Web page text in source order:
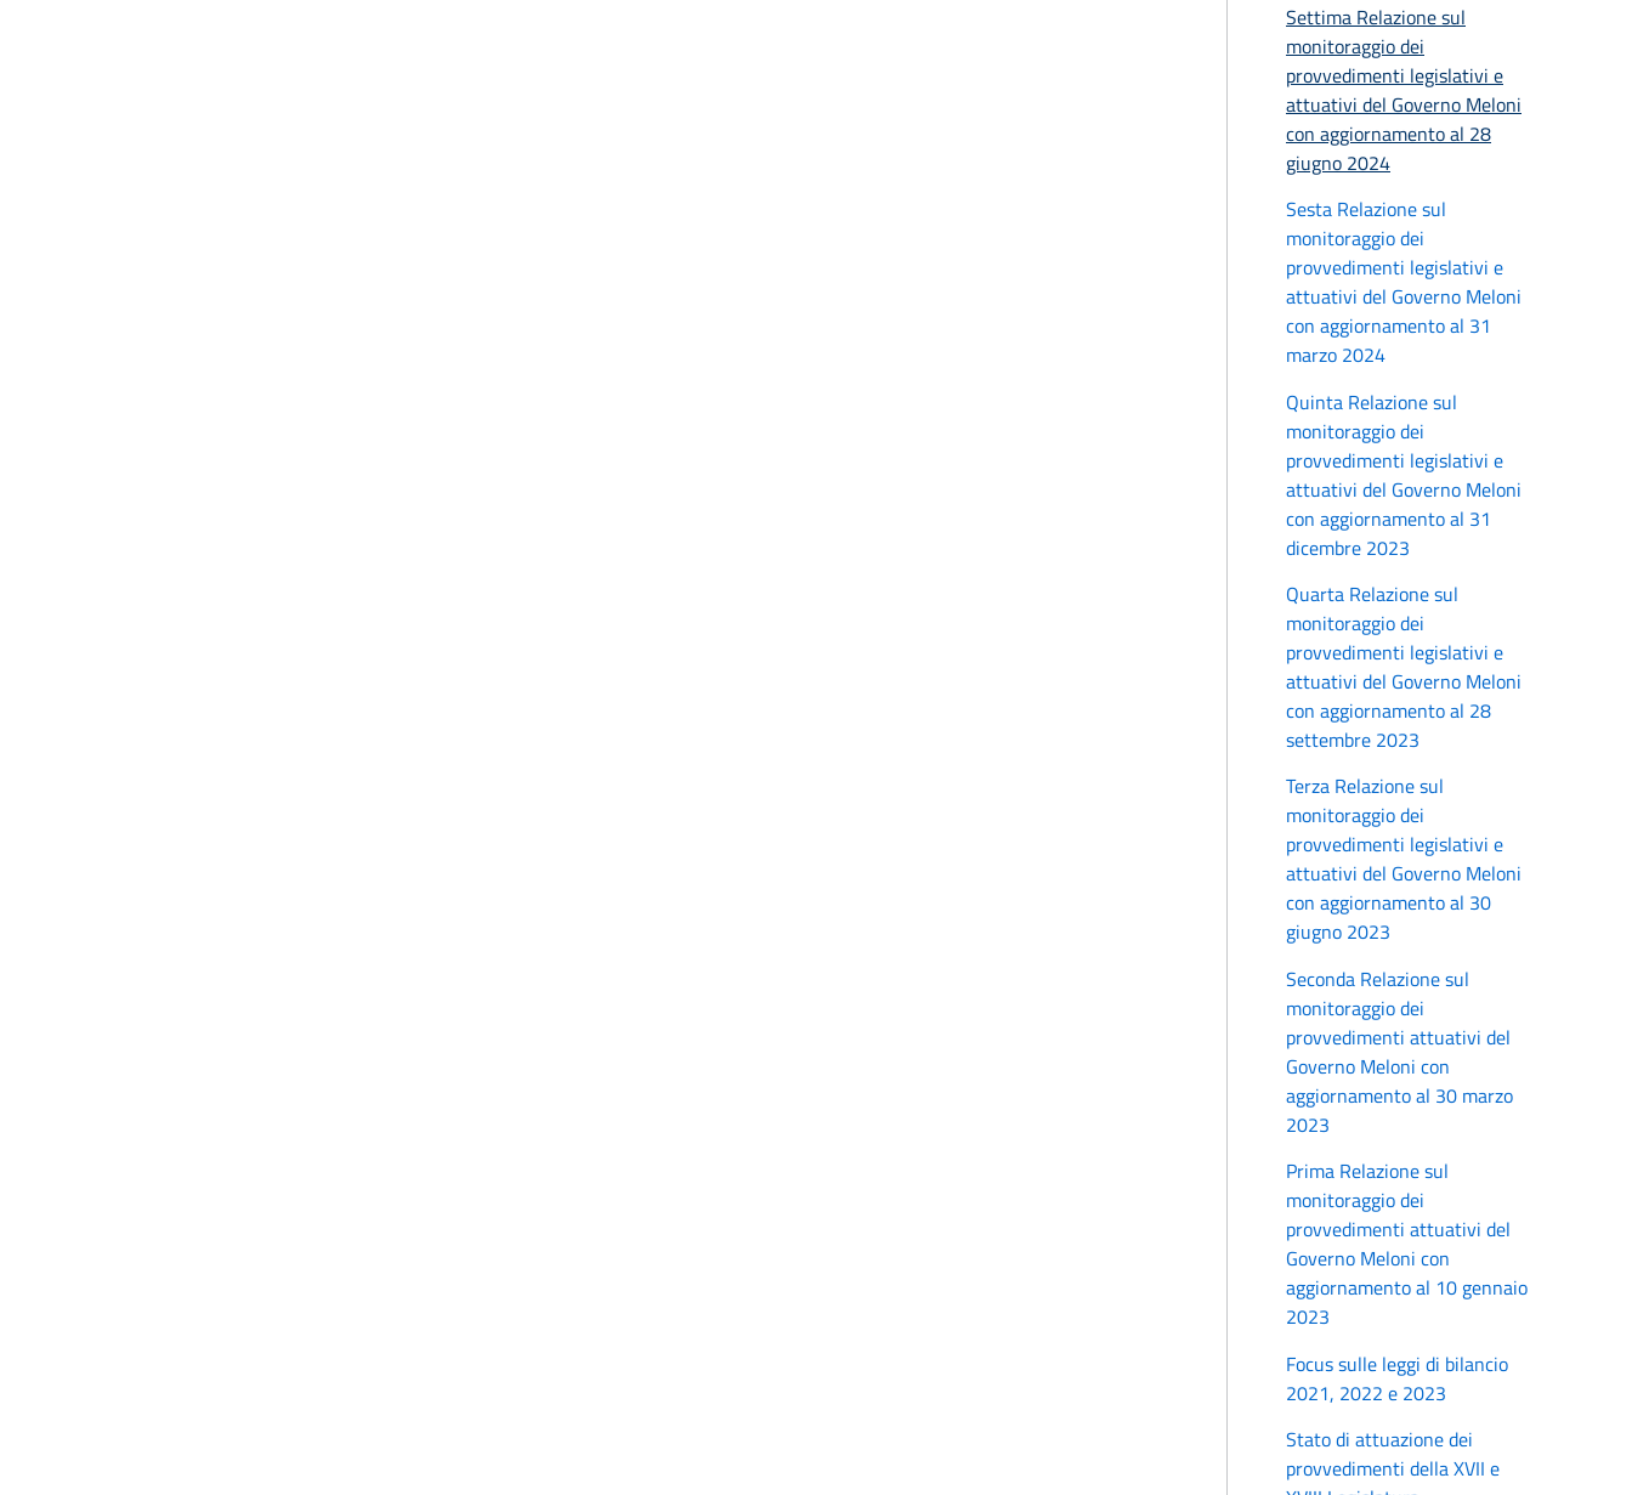
Settima Relazione sul
monitoraggio dei
provvedimenti legislativi e
attuativi del Governo Meloni
con aggiornamento al 28
giugno 2024
Sesta Relazione sul
monitoraggio dei
provvedimenti legislativi e
attuativi del Governo Meloni
con aggiornamento al 31
marzo 2024
Quinta Relazione sul
monitoraggio dei
provvedimenti legislativi e
attuativi del Governo Meloni
con aggiornamento al 31
dicembre 2023
Quarta Relazione sul
monitoraggio dei
provvedimenti legislativi e
attuativi del Governo Meloni
con aggiornamento al 28
settembre 2023
Terza Relazione sul
monitoraggio dei
provvedimenti legislativi e
attuativi del Governo Meloni
con aggiornamento al 30
giugno 2023
Seconda Relazione sul
monitoraggio dei
provvedimenti attuativi del
Governo Meloni con
aggiornamento al 30 marzo
2023
Prima Relazione sul
monitoraggio dei
provvedimenti attuativi del
Governo Meloni con
aggiornamento al 10 gennaio
2023
Focus sulle leggi di bilancio
2021, 2022 e 2023
Stato di attuazione dei
provvedimenti della XVII e